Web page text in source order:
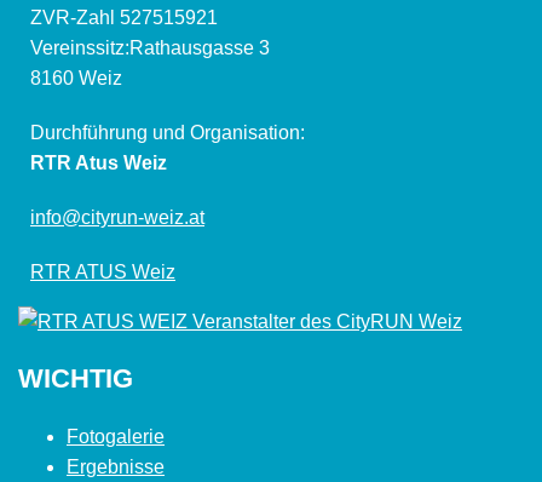
ZVR-Zahl 527515921
Vereinssitz:Rathausgasse 3
8160 Weiz
Durchführung und Organisation:
RTR Atus Weiz
info@cityrun-weiz.at
RTR ATUS Weiz
WICHTIG
Fotogalerie
Ergebnisse